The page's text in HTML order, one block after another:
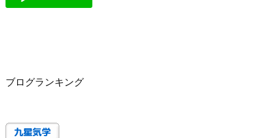
ブログランキング